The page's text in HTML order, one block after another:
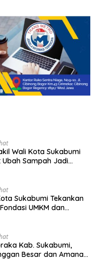
Wali Kota Sukabumi
Sampah Jadi
Sukabumi Tekankan
UMKM dan
Kab. Sukabumi,
Besar dan Amanah